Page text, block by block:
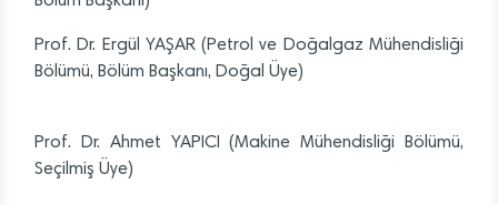
Prof. Dr. Ergül YAŞAR (Petrol ve Doğalgaz Mühendisliği
Bölümü, Bölüm Başkanı, Doğal Üye)
Prof. Dr. Ahmet YAPICI (Makine Mühendisliği Bölümü,
Seçilmiş Üye)